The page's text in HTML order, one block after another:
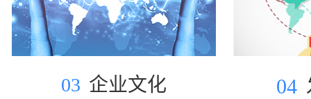
03 企业文化 04